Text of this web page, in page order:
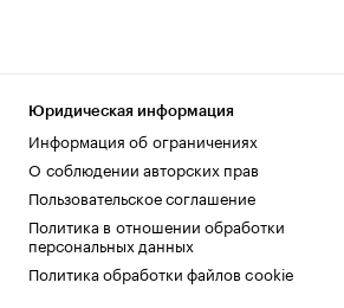
Юридическая информация
Информация об ограничениях
О соблюдении авторских прав
Пользовательское соглашение
Политика в отношении обработки
персональных данных
Политика обработки файлов cookie